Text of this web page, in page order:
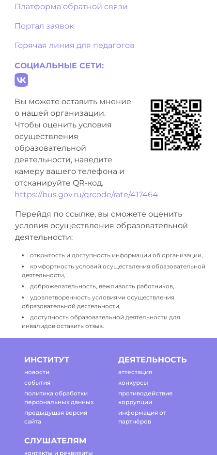
Платформа обратной связи
Портал заявок
Горячая линия для педагогов
СОЦИАЛЬНЫЕ СЕТИ:
Вы можете оставить мнение
о нашей организации.
Чтобы оценить условия
осуществления
образовательной
деятельности, наведите
камеру вашего телефона и
отсканируйте QR-код.
https://bus.gov.ru/qrcode/rate/417464
Перейдя по ссылке, вы сможете оценить
условия осуществления образовательной
деятельности:
открытость и доступность информации об организации,
комфортность условий осуществления образовательной
деятельности,
доброжелательность, вежливость работников,
удовлетворенность условиями осуществления
образовательной деятельности,
доступность образовательной деятельности для
инвалидов оставить отзыв.
ИНСТИТУТ
новости
события
политика обработки
персональных данных
предыдущая версия
сайта
ДЕЯТЕЛЬНОСТЬ
аттестация
конкурсы
противодействие
коррупции
информация от
партнёров
СЛУШАТЕЛЯМ
контакты и реквизиты